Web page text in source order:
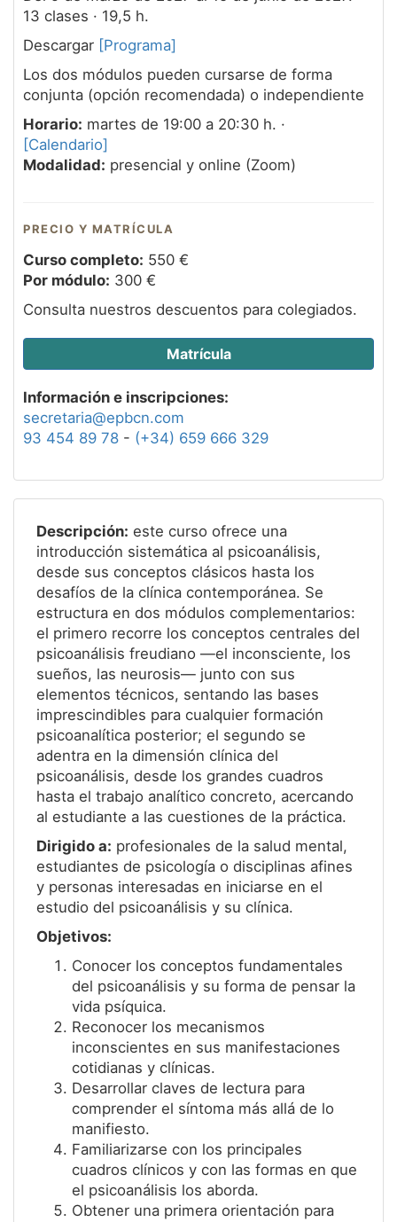
13 clases · 19,5 h.
Descargar [Programa]
Los dos módulos pueden cursarse de forma
conjunta (opción recomendada) o independiente
Horario: martes de 19:00 a 20:30 h. ·
[Calendario]
Modalidad: presencial y online (Zoom)
PRECIO Y MATRÍCULA
Curso completo: 550 €
Por módulo: 300 €
Consulta nuestros descuentos para colegiados.
Matrícula
Información e inscripciones:
secretaria@epbcn.com
93 454 89 78 - (+34) 659 666 329
Descripción: este curso ofrece una
introducción sistemática al psicoanálisis,
desde sus conceptos clásicos hasta los
desafíos de la clínica contemporánea. Se
estructura en dos módulos complementarios:
el primero recorre los conceptos centrales del
psicoanálisis freudiano —el inconsciente, los
sueños, las neurosis— junto con sus
elementos técnicos, sentando las bases
imprescindibles para cualquier formación
psicoanalítica posterior; el segundo se
adentra en la dimensión clínica del
psicoanálisis, desde los grandes cuadros
hasta el trabajo analítico concreto, acercando
al estudiante a las cuestiones de la práctica.
Dirigido a: profesionales de la salud mental,
estudiantes de psicología o disciplinas afines
y personas interesadas en iniciarse en el
estudio del psicoanálisis y su clínica.
Objetivos:
Conocer los conceptos fundamentales
del psicoanálisis y su forma de pensar la
vida psíquica.
Reconocer los mecanismos
inconscientes en sus manifestaciones
cotidianas y clínicas.
Desarrollar claves de lectura para
comprender el síntoma más allá de lo
manifiesto.
Familiarizarse con los principales
cuadros clínicos y con las formas en que
el psicoanálisis los aborda.
Obtener una primera orientación para